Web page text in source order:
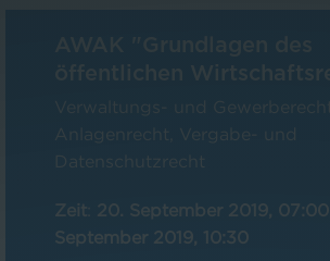
Pressebereich
Anlagenrecht, Vergabe- und
Datenschutzrecht
Zeit 20. September 2019, 07:00
September 2019, 10:30